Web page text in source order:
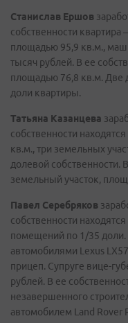
Станислав Ершов
собственности квартира
площадью 95,9 кв.м.,
тысяч рублей. В ее
площадью 76,8 кв.м. Две
доли квартиры.
Татьяна Казанцева
собственности
кв.м., три земельных
долевой собственности.
земельный участок,
Павел Серебряков
собственности
помещений по 1/35 доли.
автомобилями Lexus
прицеп. Супруге вице-
рублей. В ее
незавершенного
автомобилем Land Rover